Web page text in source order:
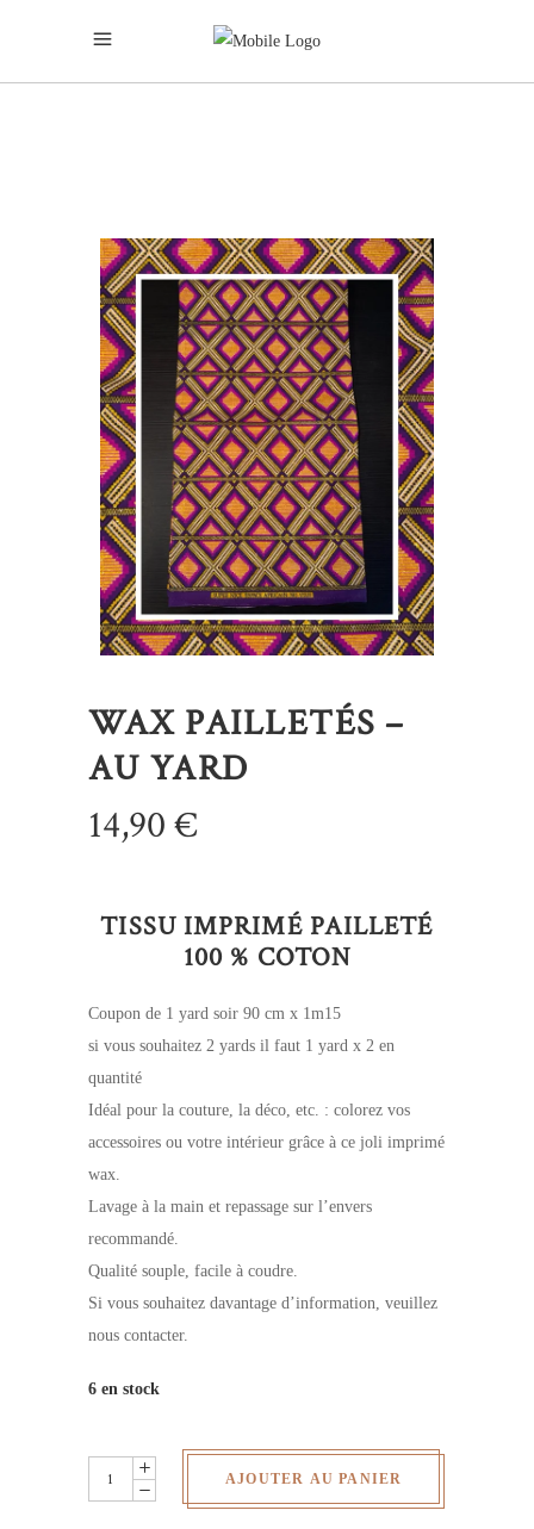
WAX PAILLETÉS –
AU YARD
14,90€
TISSU IMPRIMÉ PAILLETÉ
100 % COTON
Coupon de 1 yard soir 90 cm x 1m15
si vous souhaitez 2 yards il faut 1 yard x 2 en
quantité
Idéal pour la couture, la déco, etc. : colorez vos
accessoires ou votre intérieur grâce à ce joli imprimé
wax.
Lavage à la main et repassage sur l’envers
recommandé.
Qualité souple, facile à coudre.
Si vous souhaitez davantage d’information, veuillez
nous contacter.
6 en stock
Wax
pailletés
AJOUTER AU PANIER